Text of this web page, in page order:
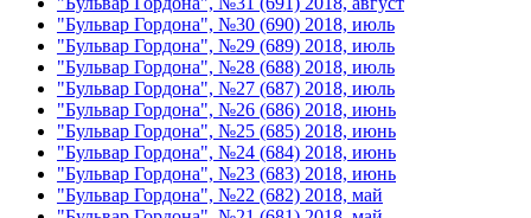
"Бульвар Гордона", №30 (690) 2018, июль
"Бульвар Гордона", №29 (689) 2018, июль
"Бульвар Гордона", №28 (688) 2018, июль
"Бульвар Гордона", №27 (687) 2018, июль
"Бульвар Гордона", №26 (686) 2018, июнь
"Бульвар Гордона", №25 (685) 2018, июнь
"Бульвар Гордона", №24 (684) 2018, июнь
"Бульвар Гордона", №23 (683) 2018, июнь
"Бульвар Гордона", №22 (682) 2018, май